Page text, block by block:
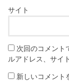
サイト
次回のコメント
ルアドレス、サイ
新しいコメント